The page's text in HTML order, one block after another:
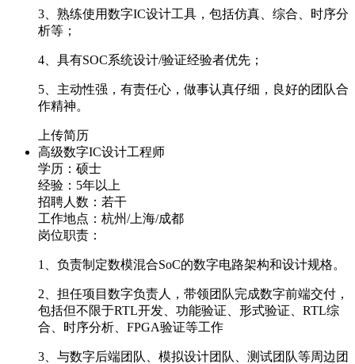
3、熟练使用数字IC设计工具，包括仿真、综合、时序分
析等；
4、具有SOC系统设计/验证经验者优先；
5、主动性强，有责任心，做事认真仔细，良好的团队合
作精神。
上传简历
高级数字IC设计工程师
学历：硕士
经验：5年以上
招聘人数：若干
工作地点：杭州/上海/成都
岗位职责：
1、负责制定数模混合SoC的数字电路架构和设计规格。
2、担任项目数字负责人，带领团队完成数字前端交付，
包括但不限于RTL开发、功能验证、形式验证、RTL综
合、时序分析、FPGA验证等工作
3、与数字后端团队、模拟设计团队、测试团队等周边团